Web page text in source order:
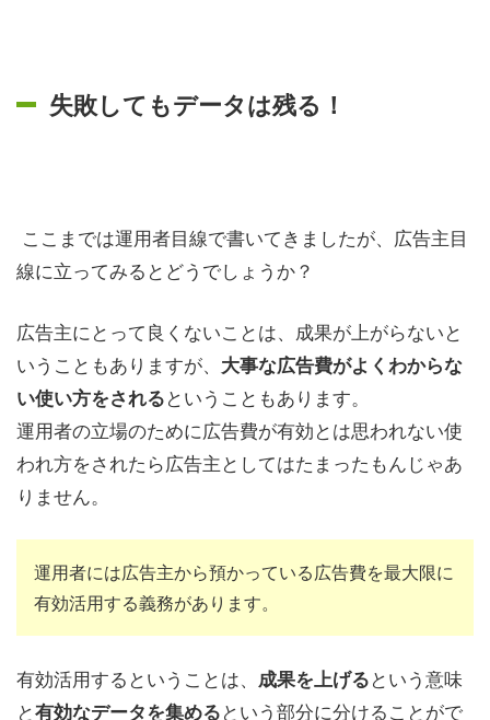
失敗してもデータは残る！
ここまでは運用者目線で書いてきましたが、広告主目
線に立ってみるとどうでしょうか？
広告主にとって良くないことは、成果が上がらないと
いうこともありますが、 大事な広告費がよくわからな
い使い方をされるということもあります。
運用者の立場のために広告費が有効とは思われない使
われ方をされたら広告主としてはたまったもんじゃあ
りません。
運用者には広告主から預かっている広告費を最大限に
有効活用する義務があります。
有効活用するということは、 成果を上げるという意味
と有効なデータを集めるという部分に分けることがで